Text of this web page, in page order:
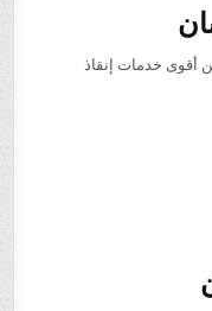
أقوى خدمات إنقاذ